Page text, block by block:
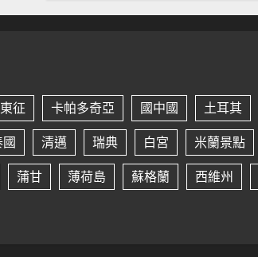
征 卡帕多奇亞 國中國 土耳其
清邁 瑞典 白宮 米蘭景點
蒲甘 薄荷島 蘇格蘭 西維州